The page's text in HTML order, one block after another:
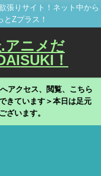
張りサイト！ネット中から
Zプラス！
アニメだ
！
アクセス、閲覧、こちら
きています＞本日は足元
ざいます。